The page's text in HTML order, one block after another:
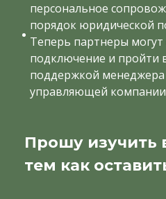
Прошу изучить
тем как
персональное
порядок юридической
Теперь партнеры могут
подключение и пройти
поддержкой
управляющей